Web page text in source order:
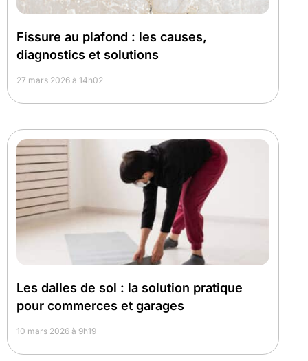
Fissure au plafond : les causes,
diagnostics et solutions
27 mars 2026 à 14h02
Les dalles de sol : la solution pratique
pour commerces et garages
10 mars 2026 à 9h19